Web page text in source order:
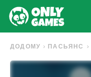
ДОДОМУ ПАСЬЯНС